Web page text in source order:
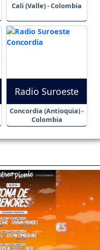
Cali (Valle) - Colombia
Radio Suroeste
Concordia (Antioquia) -
Colombia